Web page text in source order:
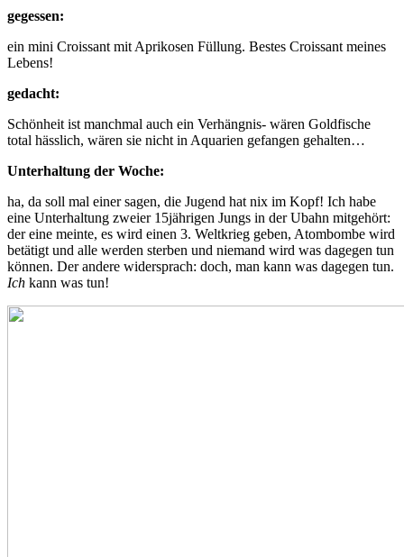
gegessen:
ein mini Croissant mit Aprikosen Füllung. Bestes Croissant meines
Lebens!
gedacht:
Schönheit ist manchmal auch ein Verhängnis- wären Goldfische
total hässlich, wären sie nicht in Aquarien gefangen gehalten…
Unterhaltung der Woche:
ha, da soll mal einer sagen, die Jugend hat nix im Kopf! Ich habe
eine Unterhaltung zweier 15jährigen Jungs in der Ubahn mitgehört:
der eine meinte, es wird einen 3. Weltkrieg geben, Atombombe wird
betätigt und alle werden sterben und niemand wird was dagegen tun
können. Der andere widersprach: doch, man kann was dagegen tun.
Ich kann was tun!